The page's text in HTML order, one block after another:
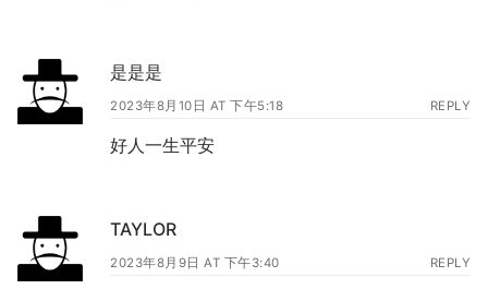
是是是
2023年8月10日 AT 下午5:18 REPLY
好人一生平安
TAYLOR
2023年8月9日 AT 下午3:40 REPLY